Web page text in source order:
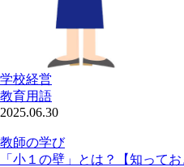
学校経営
教育用語
2025.06.30
教師の学び
「小１の壁」とは？【知って